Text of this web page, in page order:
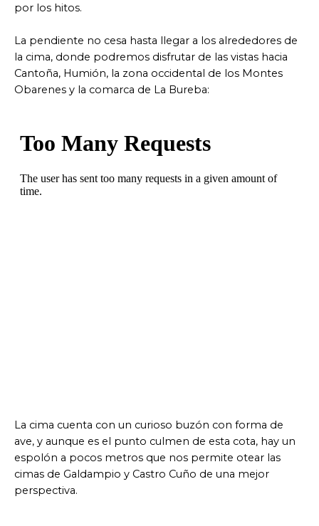
por los hitos.
La pendiente no cesa hasta llegar a los alrededores de
la cima, donde podremos disfrutar de las vistas hacia
Cantoña, Humión, la zona occidental de los Montes
Obarenes y la comarca de La Bureba:
La cima cuenta con un curioso buzón con forma de
ave, y aunque es el punto culmen de esta cota, hay un
espolón a pocos metros que nos permite otear las
cimas de Galdampio y Castro Cuño de una mejor
perspectiva.